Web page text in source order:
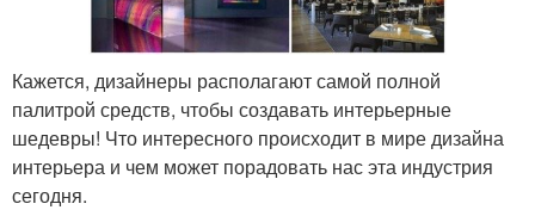
Кажется, дизайнеры располагают самой полной
палитрой средств, чтобы создавать интерьерные
шедевры! Что интересного происходит в мире дизайна
интерьера и чем может порадовать нас эта индустрия
сегодня.